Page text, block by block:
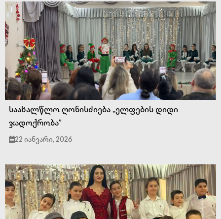
საახალწლო ღონისძიება ,,ელფების დიდი
ჯადოქრობა”
22 იანვარი, 2026